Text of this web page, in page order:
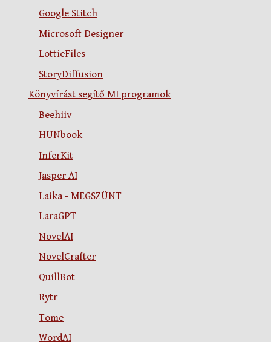
Google Stitch
Microsoft Designer
LottieFiles
StoryDiffusion
Könyvírást segítő MI programok
Beehiiv
HUNbook
InferKit
Jasper AI
Laika - MEGSZÜNT
LaraGPT
NovelAI
NovelCrafter
QuillBot
Rytr
Tome
WordAI